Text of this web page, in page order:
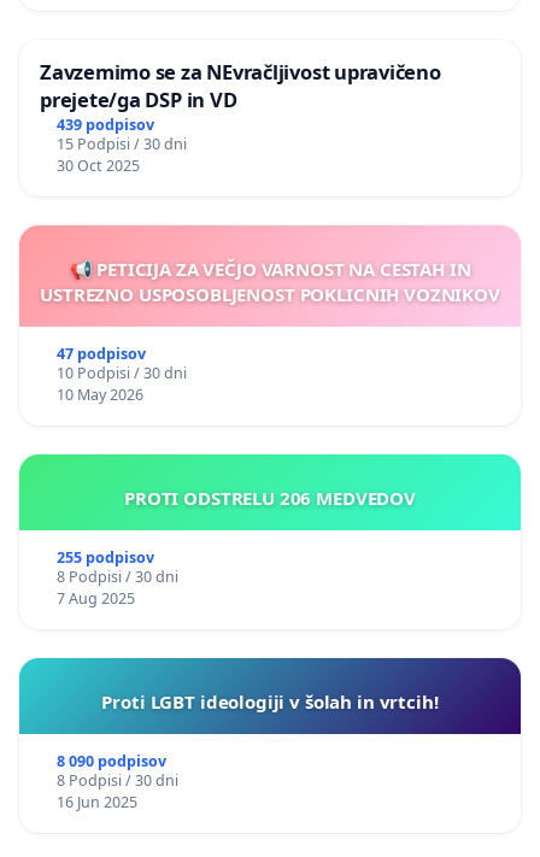
Zavzemimo se za NEvračljivost upravičeno
prejete/ga DSP in VD
439 podpisov
15 Podpisi / 30 dni
30 Oct 2025
📢 PETICIJA ZA VEČJO VARNOST NA CESTAH IN
USTREZNO USPOSOBLJENOST POKLICNIH VOZNIKOV
47 podpisov
10 Podpisi / 30 dni
10 May 2026
PROTI ODSTRELU 206 MEDVEDOV
255 podpisov
8 Podpisi / 30 dni
7 Aug 2025
Proti LGBT ideologiji v šolah in vrtcih!
8 090 podpisov
8 Podpisi / 30 dni
16 Jun 2025